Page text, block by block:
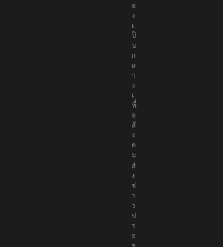
อ
ง
เ
ป็
น
ก
ล
า
ง
เ
พื่
อ
สั
ง
ค
ม
ส่
ง
ข่
า
ว
ป
ร
ะ
ช